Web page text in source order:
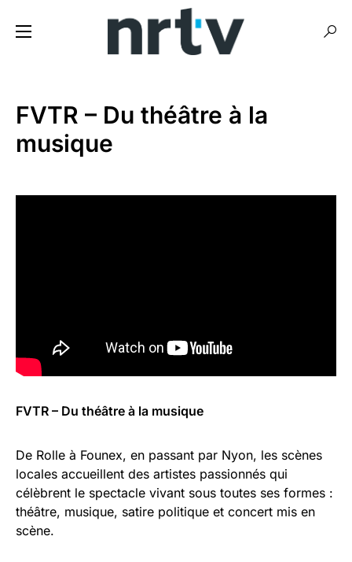
FVTR – Du théâtre à la
musique
FVTR – Du théâtre à la musique
De Rolle à Founex, en passant par Nyon, les scènes
locales accueillent des artistes passionnés qui
célèbrent le spectacle vivant sous toutes ses formes :
théâtre, musique, satire politique et concert mis en
scène.